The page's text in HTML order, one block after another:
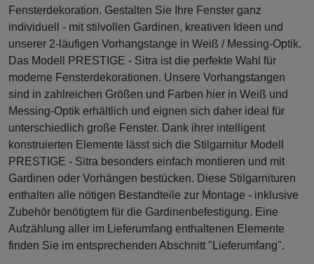
Fensterdekoration. Gestalten Sie Ihre Fenster ganz
individuell - mit stilvollen Gardinen, kreativen Ideen und
unserer 2-läufigen Vorhangstange in Weiß / Messing-Optik.
Das Modell PRESTIGE - Sitra ist die perfekte Wahl für
moderne Fensterdekorationen. Unsere Vorhangstangen
sind in zahlreichen Größen und Farben hier in Weiß und
Messing-Optik erhältlich und eignen sich daher ideal für
unterschiedlich große Fenster. Dank ihrer intelligent
konstruierten Elemente lässt sich die Stilgarnitur Modell
PRESTIGE - Sitra besonders einfach montieren und mit
Gardinen oder Vorhängen bestücken. Diese Stilgarnituren
enthalten alle nötigen Bestandteile zur Montage - inklusive
Zubehör benötigtem für die Gardinenbefestigung. Eine
Aufzählung aller im Lieferumfang enthaltenen Elemente
finden Sie im entsprechenden Abschnitt "Lieferumfang".